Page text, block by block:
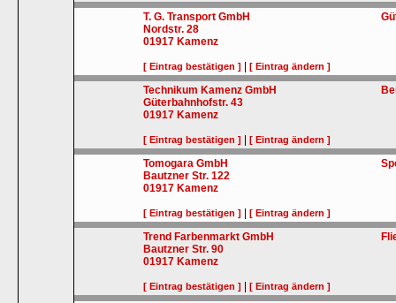
T. G. Transport GmbH
Nordstr. 28
01917 Kamenz
[ Eintrag bestätigen ] |[ Eintrag ändern ]
Technikum Kamenz GmbH
Güterbahnhofstr. 43
01917 Kamenz
[ Eintrag bestätigen ] |[ Eintrag ändern ]
Tomogara GmbH
Bautzner Str. 122
01917 Kamenz
[ Eintrag bestätigen ] |[ Eintrag ändern ]
Trend Farbenmarkt GmbH
Bautzner Str. 90
01917 Kamenz
[ Eintrag bestätigen ] |[ Eintrag ändern ]